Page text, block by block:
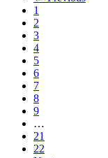
1
2
3
4
5
6
7
8
9
…
21
22